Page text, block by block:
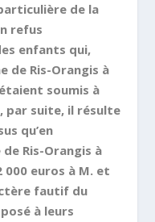
de la
refus
enfants qui,
de Ris-Orangis à
soumis à
par suite, il résulte
qu’en
Ris-Orangis à
euros à M. et
fautif du
à leurs